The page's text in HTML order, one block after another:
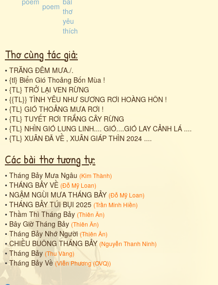
Thơ cùng tác giả:
• TRĂNG ĐÊM MƯA./.
• {tl} Biển Gió Thoảng Bốn Mùa !
• {TL} TRỞ LẠI VEN RỪNG
• {{TL}} TÌNH YÊU NHƯ SƯƠNG RƠI HOÀNG HÔN !
• {TL} GIÓ THOẢNG MƯA RƠI !
• {TL} TUYẾT RƠI TRẮNG CÂY RỪNG
• {TL} NHÌN GIÓ LUNG LINH.... GIÓ....GIÓ LAY CẢNH LÁ ....
• {TL} XUÂN ĐÃ VỀ , XUÂN GIÁP THÌN 2024 ....
Các bài thơ tương tự:
• Tháng Bảy Mưa Ngâu (Kim Thành)
• THÁNG BẢY VỀ (Đỗ Mỹ Loan)
• NGẬM NGÙI MƯA THÁNG BẢY (Đỗ Mỹ Loan)
• THÁNG BẢY TÚI BỤI 2025 (Trần Minh Hiền)
• Thầm Thì Tháng Bảy (Thiên Ân)
• Bây Giờ Tháng Bảy (Thiên Ân)
• Tháng Bảy Nhớ Người (Thiên Ân)
•CHIỀU BUÔNG THÁNG BẢY (Nguyễn Thanh Ninh)
• Tháng Bảy (Thu Vàng)
•Tháng Bảy Về (Viễn Phương (OVQ))